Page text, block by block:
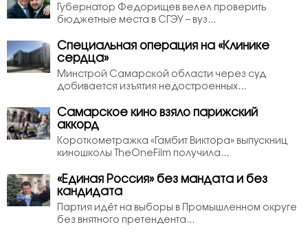
Губернатор Федорищев велел проверить
бюджетные места в СГЭУ – вуз...
Специальная операция на «Клинике
сердца»
Минстрой Самарской области через суд
добивается изъятия недостроенных...
Самарское кино взяло парижский
аккорд
Короткометражка «Гамбит Виктора» выпускниц
киношколы TheOneFilm получила...
«Единая Россия» без мандата и без
кандидата
Партия идёт на выборы в Промышленном округе
без внятного претендента...